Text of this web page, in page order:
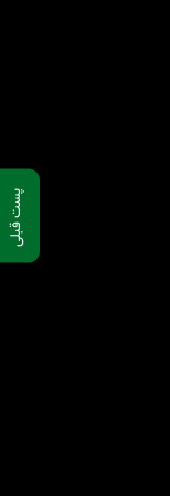
پست قبلی